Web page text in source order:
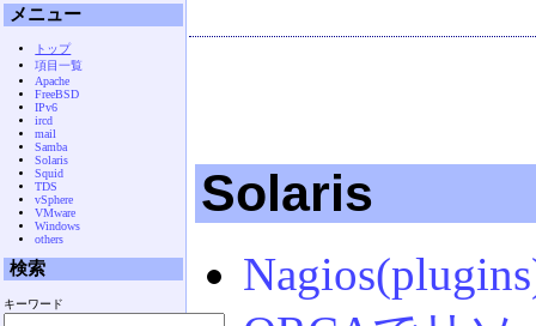
Solaris
メニュー
トップ
項目一覧
Apache
FreeBSD
IPv6
ircd
mail
Samba
Solaris
Squid
TDS
vSphere
VMware
Windows
others
検索
キーワード